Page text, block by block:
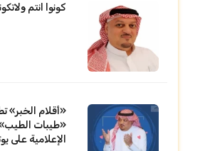
كونوا انتم
«أقلام
«طيبات الطيب»
الإعلامية على